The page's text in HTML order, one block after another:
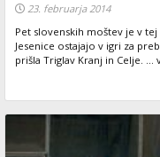
23. februarja 2014
Pet slovenskih moštev je v
Jesenice ostajajo v igri za
prišla Triglav Kranj in Celje. ...